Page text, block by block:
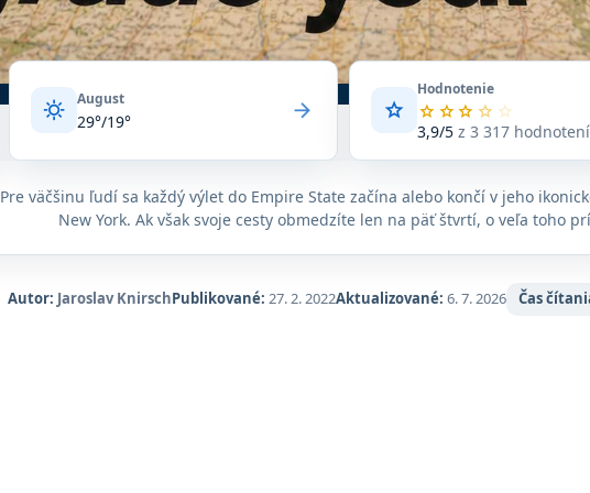
sunny August
29°/19° arrow_forward star
Hodnotenie
star star star star star
3,9/5z 3 317 hodnotení
Priemerné
hodnotenie
5
na
základe
3 317
na
Google
Pre väčšinu ľudí sa každý výlet do Empire State začína alebo končí v jeho
New York. Ak však svoje cesty obmedzíte len na päť štvrtí, o veľa toho
Autor: Jaroslav KnirschPublikované: 27. 2. 2022Aktualizované: 6. 7. 2026 Čas